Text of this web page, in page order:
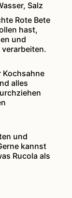
Salz
Rote Bete
hast,
und
Kochsahne
alles
und
kannst
Rucola als